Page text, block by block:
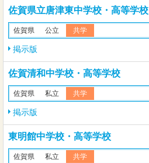
佐賀県立唐津東中学校・高等学校
佐賀県 公立 共学
掲示版
佐賀清和中学校・高等学校
佐賀県 私立 共学
掲示版
東明館中学校・高等学校
佐賀県 私立 共学